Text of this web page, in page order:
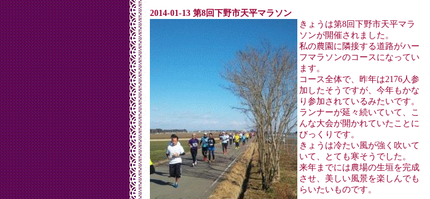
2014-01-13 第8回下野市天平マラソン
きょうは第8回下野市天平マラ
ソンが開催されました。
私の農園に隣接する道路がハー
フマラソンのコースになってい
ます。
コース全体で、昨年は2176人参
加したそうですが、今年もかな
り参加されているみたいです。
ランナーが延々続いていて、こ
んな大会が開かれていたことに
びっくりです。
きょうは冷たい風が強く吹いて
いて、とても寒そうでした。
来年までには農場の生垣を完成
させ、美しい風景を楽しんでも
らいたいものです。